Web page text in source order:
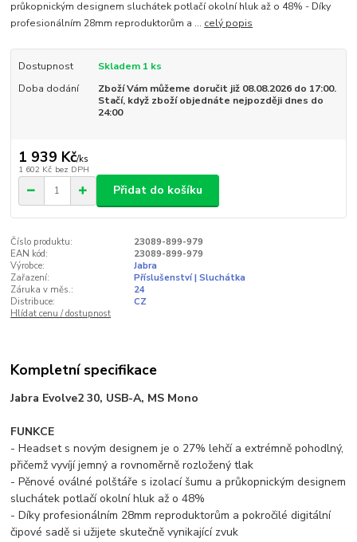
průkopnickým designem sluchátek potlačí okolní hluk až o 48% - Díky
profesionálním 28mm reproduktorům a ... celý popis
Dostupnost
Skladem 1 ks
Doba dodání
Zboží Vám můžeme doručit již 08.08.2026 do 17:00.
Stačí, když zboží objednáte nejpozději dnes do
24:00
1 939 Kč/ks
1 602 Kč bez DPH
Přidat do košíku
Číslo produktu:
23089-899-979
EAN kód:
23089-899-979
Výrobce:
Jabra
Zařazení:
Příslušenství | Sluchátka
Záruka v měs.:
24
Distribuce:
CZ
Hlídat cenu / dostupnost
Kompletní specifikace
Jabra Evolve2 30, USB-A, MS Mono
FUNKCE
- Headset s novým designem je o 27% lehčí a extrémně pohodlný,
přičemž vyvíjí jemný a rovnoměrně rozložený tlak
- Pěnové oválné polštáře s izolací šumu a průkopnickým designem
sluchátek potlačí okolní hluk až o 48%
- Díky profesionálním 28mm reproduktorům a pokročilé digitální
čipové sadě si užijete skutečně vynikající zvuk